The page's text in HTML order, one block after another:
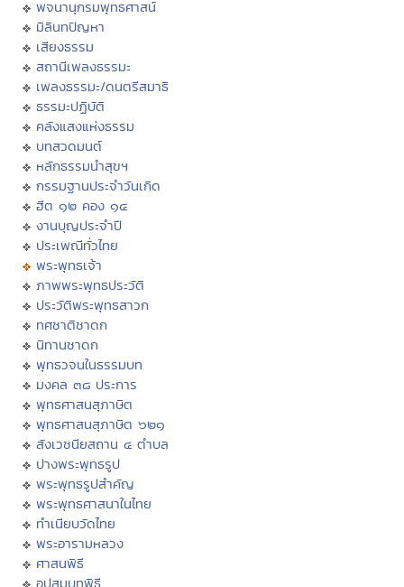
พจนานุกรมพุทธศาสน์
มิลินทปัญหา
เสียงธรรม
สถานีเพลงธรรมะ
เพลงธรรมะ/ดนตรีสมาธิ
ธรรมะปฏิบัติ
คลังแสงแห่งธรรม
บทสวดมนต์
หลักธรรมนำสุขฯ
กรรมฐานประจำวันเกิด
ฮีต ๑๒ คอง ๑๔
งานบุญประจำปี
ประเพณีทั่วไทย
พระพุทธเจ้า
ภาพพระพุทธประวัติ
ประวัติพระพุทธสาวก
ทศชาติชาดก
นิทานชาดก
พุทธวจนในธรรมบท
มงคล ๓๘ ประการ
พุทธศาสนสุภาษิต
พุทธศาสนสุภาษิต ๖๒๑
สังเวชนียสถาน ๔ ตำบล
ปางพระพุทธรูป
พระพุทธรูปสำคัญ
พระพุทธศาสนาในไทย
ทำเนียบวัดไทย
พระอารามหลวง
ศาสนพิธี
อุปสมบทพิธี